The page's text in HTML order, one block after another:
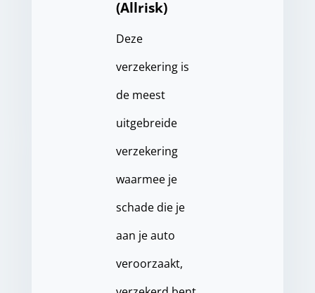
(Allrisk)
Deze
verzekering is
de meest
uitgebreide
verzekering
waarmee je
schade die je
aan je auto
veroorzaakt,